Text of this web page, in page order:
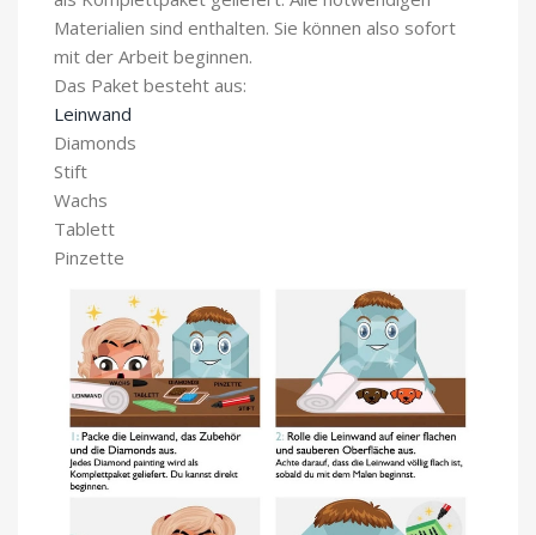
Materialien sind enthalten. Sie können also sofort
mit der Arbeit beginnen.
Das Paket besteht aus:
Leinwand
Diamonds
Stift
Wachs
Tablett
Pinzette